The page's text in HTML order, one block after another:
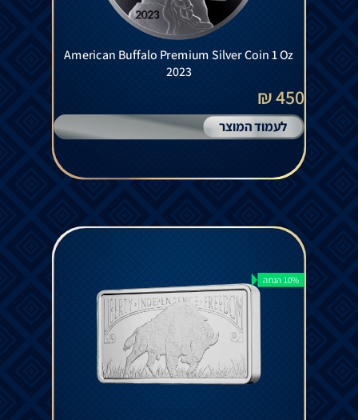
American Buffalo Premium Silver Coin 1 Oz
2023
450 ₪
לעמוד המוצר
10% הנחה